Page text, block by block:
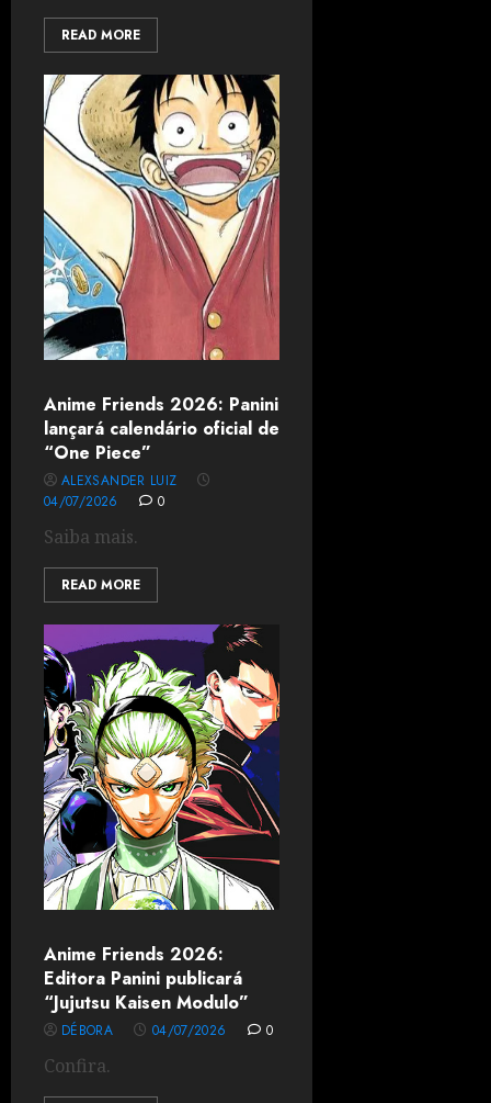
READ MORE
Anime Friends 2026: Panini
lançará calendário oficial de
“One Piece”
ALEXSANDER LUIZ
04/07/2026
0
Saiba mais.
READ MORE
Anime Friends 2026:
Editora Panini publicará
“Jujutsu Kaisen Modulo”
DÉBORA 04/07/2026 0
Confira.